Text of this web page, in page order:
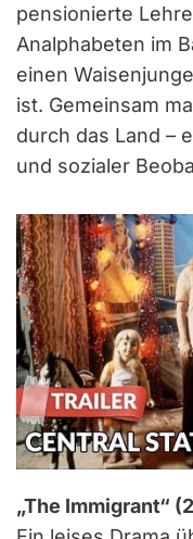
pensionierte
Analphabeten im
einen
ist. Gemeinsam
durch das Land –
und sozialer
„The Immigrant“